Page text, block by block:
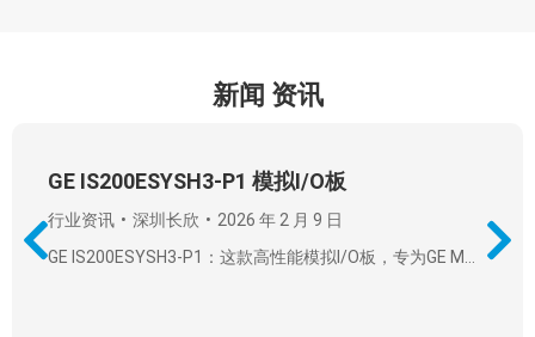
新闻 资讯
GE IS200ESYSH3-P1 模拟I/O板
行业资讯 深圳长欣
2026 年 2 月 9 日
GE IS200ESYSH3-P1：这款高性能模拟I/O板，专为GE M…